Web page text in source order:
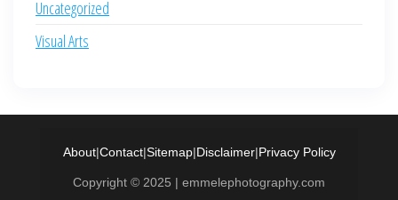
Uncategorized
Visual Arts
About|Contact|Sitemap|Disclaimer|Privacy Policy
Copyright © 2025 | emmelephotography.com